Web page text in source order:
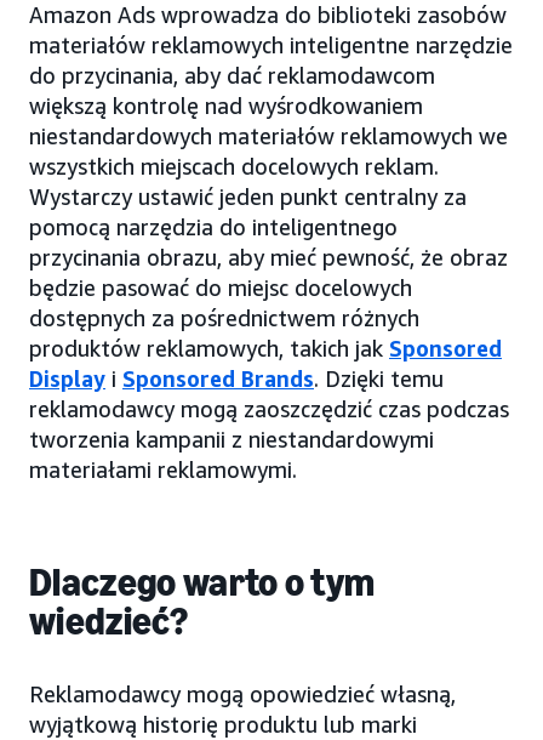
Amazon Ads wprowadza do biblioteki zasobów
materiałów reklamowych inteligentne narzędzie
do przycinania, aby dać reklamodawcom
większą kontrolę nad wyśrodkowaniem
niestandardowych materiałów reklamowych we
wszystkich miejscach docelowych reklam.
Wystarczy ustawić jeden punkt centralny za
pomocą narzędzia do inteligentnego
przycinania obrazu, aby mieć pewność, że obraz
będzie pasować do miejsc docelowych
dostępnych za pośrednictwem różnych
produktów reklamowych, takich jak Sponsored
Display i Sponsored Brands. Dzięki temu
reklamodawcy mogą zaoszczędzić czas podczas
tworzenia kampanii z niestandardowymi
materiałami reklamowymi.
Dlaczego warto o tym
wiedzieć?
Reklamodawcy mogą opowiedzieć własną,
wyjątkową historię produktu lub marki